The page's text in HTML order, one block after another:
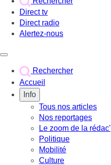
Direct tv
Direct radio
Alertez-nous
Rechercher
Accueil
Info
Tous nos articles
Nos reportages
Le zoom de la rédac'
Politique
Mobilité
Culture